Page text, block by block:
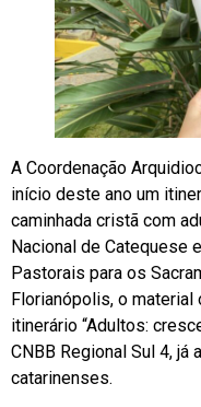
A Coordenação
início deste ano um
caminhada cristã com
Nacional de Catequese
Pastorais para os
Florianópolis, o
itinerário “Adultos:
CNBB Regional Sul 4,
catarinenses.